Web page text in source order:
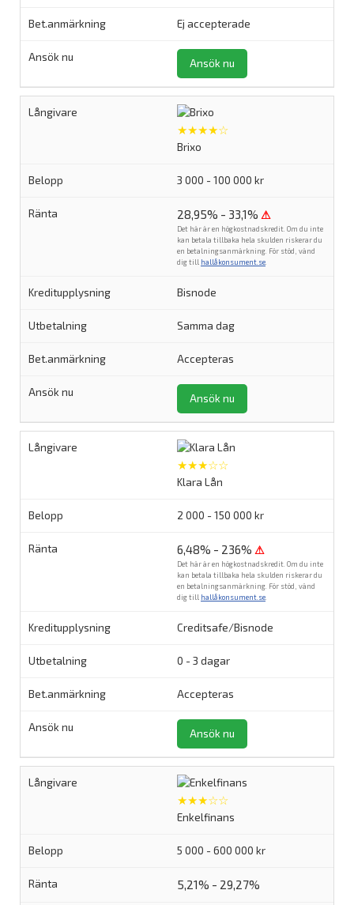
Ej accepterade
Ansök nu
★★★★☆
Brixo
3 000 - 100 000 kr
28,95% - 33,1% ⚠
Det här är en högkostnadskredit. Om du inte
kan betala tillbaka hela skulden riskerar du
en betalningsanmärkning. För stöd, vänd
dig till hallåkonsument.se
Bisnode
Samma dag
Accepteras
Ansök nu
★★★☆☆
Klara Lån
2 000 - 150 000 kr
6,48% - 236% ⚠
Det här är en högkostnadskredit. Om du inte
kan betala tillbaka hela skulden riskerar du
en betalningsanmärkning. För stöd, vänd
dig till hallåkonsument.se
Creditsafe/Bisnode
0 - 3 dagar
Accepteras
Ansök nu
★★★☆☆
Enkelfinans
5 000 - 600 000 kr
5,21% - 29,27%